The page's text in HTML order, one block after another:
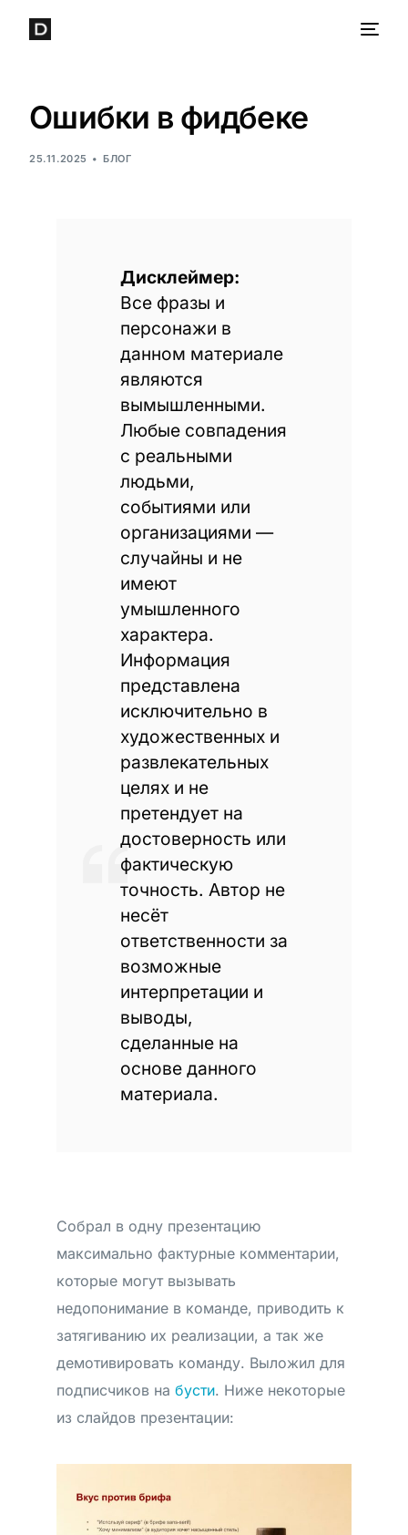
Ошибки в фидбеке
25.11.2025 БЛОГ
Дисклеймер:
Все фразы и
персонажи в
данном материале
являются
вымышленными.
Любые совпадения
с реальными
людьми,
событиями или
организациями —
случайны и не
имеют
умышленного
характера.
Информация
представлена
исключительно в
художественных и
развлекательных
целях и не
претендует на
достоверность или
фактическую
точность. Автор не
несёт
ответственности за
возможные
интерпретации и
выводы,
сделанные на
основе данного
материала.
Собрал в одну презентацию
максимально фактурные комментарии,
которые могут вызывать
недопонимание в команде, приводить к
затягиванию их реализации, а так же
демотивировать команду. Выложил для
подписчиков на бусти. Ниже некоторые
из слайдов презентации: